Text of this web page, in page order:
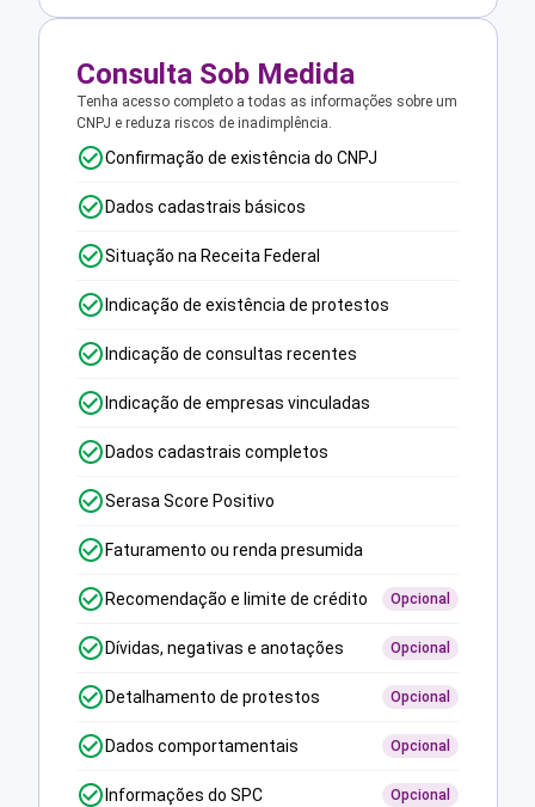
Consulta Sob Medida
Tenha acesso completo a todas as informações sobre um
CNPJ e reduza riscos de inadimplência.
Confirmação de existência do CNPJ
Dados cadastrais básicos
Situação na Receita Federal
Indicação de existência de protestos
Indicação de consultas recentes
Indicação de empresas vinculadas
Dados cadastrais completos
Serasa Score Positivo
Faturamento ou renda presumida
Recomendação e limite de crédito Opcional
Dívidas, negativas e anotações Opcional
Detalhamento de protestos Opcional
Dados comportamentais Opcional
Informações do SPC Opcional